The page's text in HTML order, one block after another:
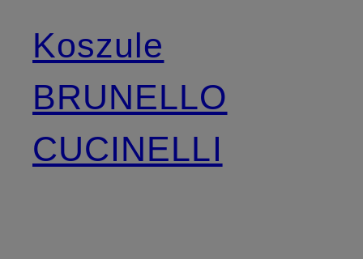
Koszule
BRUNELLO
CUCINELLI